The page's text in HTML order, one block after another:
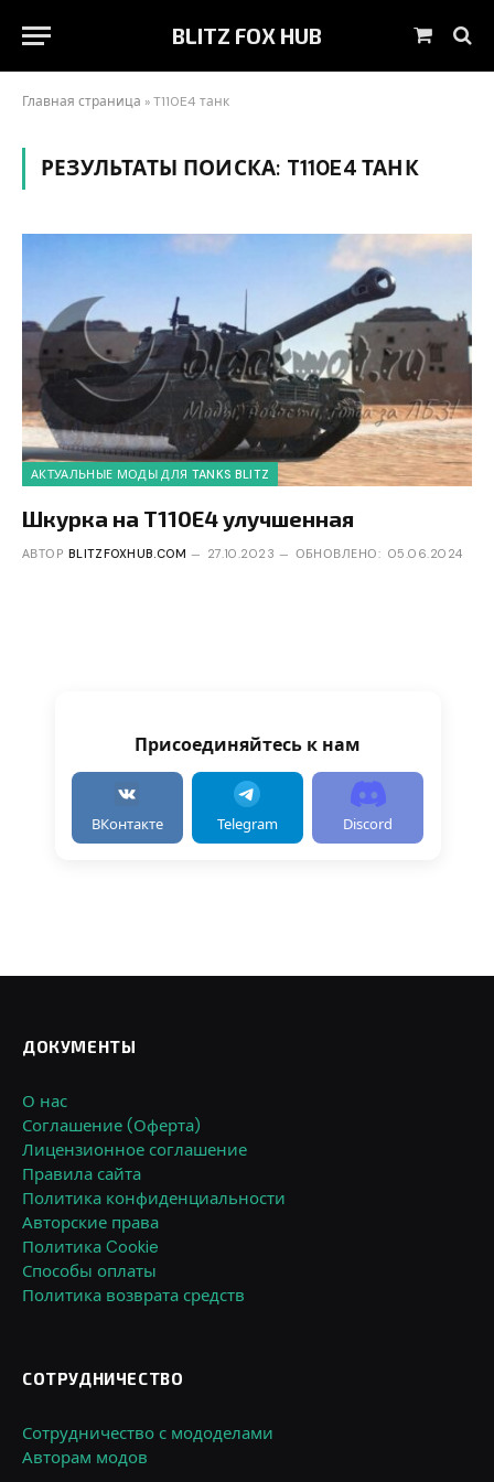
BLITZ FOX HUB Корзина
Главная страница »T110E4 танк
РЕЗУЛЬТАТЫ ПОИСКА: T110E4 ТАНК
АКТУАЛЬНЫЕ МОДЫ ДЛЯ TANKS BLITZ
Шкурка на T110E4 улучшенная
АВТОР BLITZFOXHUB.COM 27.10.2023 ОБНОВЛЕНО: 05.06.2024
Присоединяйтесь к нам
ВКонтакте Telegram Discord
ДОКУМЕНТЫ
О нас
Соглашение (Оферта)
Лицензионное соглашение
Правила сайта
Политика конфиденциальности
Авторские права
Политика Cookie
Способы оплаты
Политика возврата средств
СОТРУДНИЧЕСТВО
Сотрудничество с мододелами
Авторам модов